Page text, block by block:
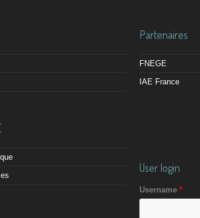
Partenaires
FNEGE
IAE France
User login
Username *